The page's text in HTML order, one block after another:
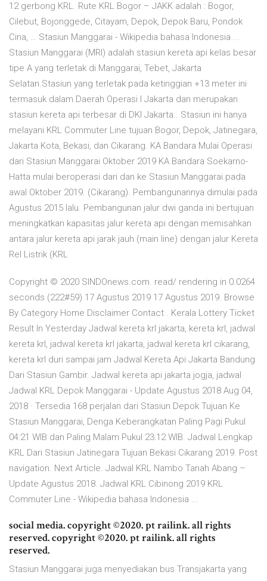
12 gerbong KRL. Rute KRL Bogor – JAKK adalah : Bogor,
Cilebut, Bojonggede, Citayam, Depok, Depok Baru, Pondok
Cina, … Stasiun Manggarai - Wikipedia bahasa Indonesia ...
Stasiun Manggarai (MRI) adalah stasiun kereta api kelas besar
tipe A yang terletak di Manggarai, Tebet, Jakarta
Selatan.Stasiun yang terletak pada ketinggian +13 meter ini
termasuk dalam Daerah Operasi I Jakarta dan merupakan
stasiun kereta api terbesar di DKI Jakarta.. Stasiun ini hanya
melayani KRL Commuter Line tujuan Bogor, Depok, Jatinegara,
Jakarta Kota, Bekasi, dan Cikarang. KA Bandara Mulai Operasi
dari Stasiun Manggarai Oktober 2019 KA Bandara Soekarno-
Hatta mulai beroperasi dari dan ke Stasiun Manggarai pada
awal Oktober 2019. (Cikarang). Pembangunannya dimulai pada
Agustus 2015 lalu. Pembangunan jalur dwi ganda ini bertujuan
meningkatkan kapasitas jalur kereta api dengan memisahkan
antara jalur kereta api jarak jauh (main line) dengan jalur Kereta
Rel Listrik (KRL
Copyright © 2020 SINDOnews.com. read/ rendering in 0.0264
seconds (222#59) 17 Agustus 2019 17 Agustus 2019. Browse
By Category Home Disclaimer Contact . Kerala Lottery Ticket
Result In Yesterday Jadwal kereta krl jakarta, kereta krl, jadwal
kereta krl, jadwal kereta krl jakarta, jadwal kereta krl cikarang,
kereta krl duri sampai jam Jadwal Kereta Api Jakarta Bandung
Dari Stasiun Gambir. Jadwal kereta api jakarta jogja, jadwal
Jadwal KRL Depok Manggarai - Update Agustus 2018 Aug 04,
2018 · Tersedia 168 perjalan dari Stasiun Depok Tujuan Ke
Stasiun Manggarai, Denga Keberangkatan Paling Pagi Pukul
04:21 WIB dan Paling Malam Pukul 23:12 WIB. Jadwal Lengkap
KRL Dari Stasiun Jatinegara Tujuan Bekasi Cikarang 2019. Post
navigation. Next Article. Jadwal KRL Nambo Tanah Abang –
Update Agustus 2018. Jadwal KRL Cibinong 2019 KRL
Commuter Line - Wikipedia bahasa Indonesia ...
social media. copyright ©2020. pt railink. all rights
reserved. copyright ©2020. pt railink. all rights
reserved.
Stasiun Manggarai juga menyediakan bus Transjakarta yang